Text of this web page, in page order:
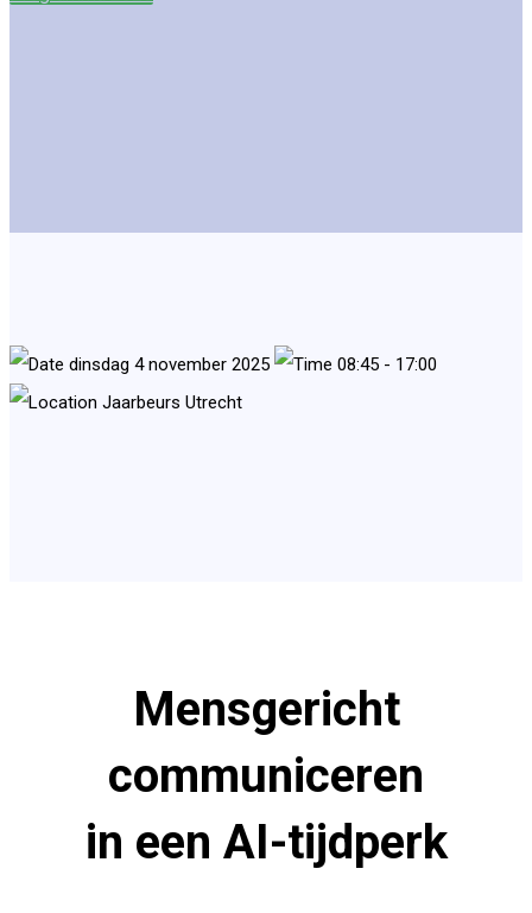
dinsdag 4 november 2025
08:45 - 17:00
Jaarbeurs Utrecht
Mensgericht
communiceren
in een AI-tijdperk